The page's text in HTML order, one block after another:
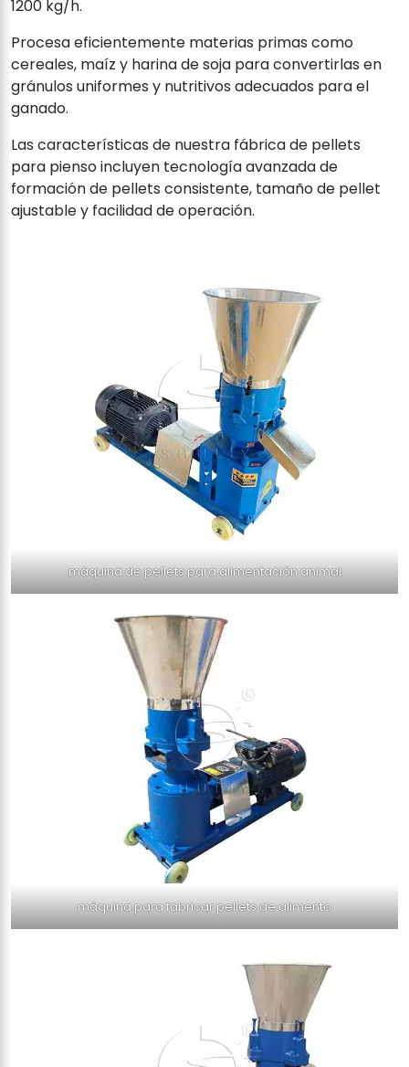
1200 kg/h.
Procesa eficientemente materias primas como
cereales, maíz y harina de soja para convertirlas en
gránulos uniformes y nutritivos adecuados para el
ganado.
Las características de nuestra fábrica de pellets
para pienso incluyen tecnología avanzada de
formación de pellets consistente, tamaño de pellet
ajustable y facilidad de operación.
máquina de pellets para alimentación animal
máquina para fabricar pellets de alimento